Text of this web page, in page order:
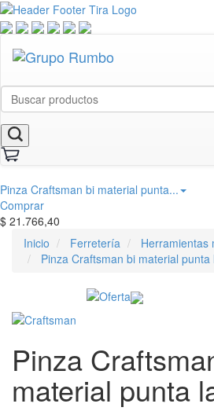
Pinza Craftsman bi material punta...
Comprar
$ 21.766,40
Inicio
Ferretería Herramientas
Pinza Craftsman bi material punta
Pinza
material punta